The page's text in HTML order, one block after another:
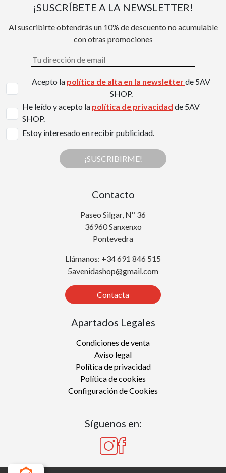
¡SUSCRÍBETE A LA NEWSLETTER!
Al suscribirte obtendrás un 10% de descuento no acumulable
con otras promociones
Acepto la política de alta en la newsletterde 5AV
SHOP.
He leído y acepto la política de privacidad de 5AV
SHOP.
Estoy interesado en recibir publicidad.
¡SUSCRIBIRME!
Contacto
Paseo Silgar, Nº 36
36960 Sanxenxo
Pontevedra
Llámanos: +34 691 846 515
5avenidashop@gmail.com
Contacta
Apartados Legales
Condiciones de venta
Aviso legal
Política de privacidad
Política de cookies
Configuración de Cookies
Síguenos en: